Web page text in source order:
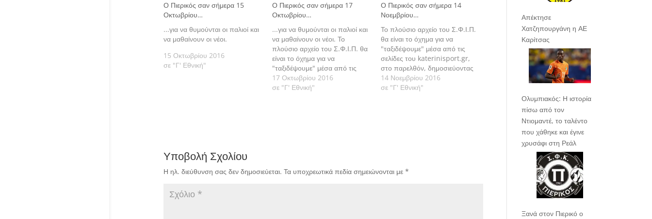
Ο Πιερικός σαν σήμερα 15
Οκτωβρίου…
...για να θυμούνται οι παλιοί και
να μαθαίνουν οι νέοι.
15 Οκτωβρίου 2016
σε "Γ' Εθνική"
Ο Πιερικός σαν σήμερα 17
Οκτωβρίου…
...για να θυμούνται οι παλιοί και
να μαθαίνουν οι νέοι. Το
πλούσιο αρχείο του Σ.Φ.Ι.Π. θα
είναι το όχημα για να
"ταξιδέψουμε" μέσα από τις
σελίδες του katerinisport.gr,
στο παρελθόν, δημοσιεύονται
17 Οκτωβρίου 2016
σε "Γ' Εθνική"
Ο Πιερικός σαν σήμερα 14
Νοεμβρίου…
Το πλούσιο αρχείο του Σ.Φ.Ι.Π.
θα είναι το όχημα για να
"ταξιδέψουμε" μέσα από τις
σελίδες του katerinisport.gr,
στο παρελθόν, δημοσιεύοντας
καθημερινά τι έγινε "σαν
σήμερα" στα παιχνίδια του
14 Νοεμβρίου 2016
σε "Γ' Εθνική"
Υποβολή Σχολίου
Η ηλ. διεύθυνση σας δεν δημοσιεύεται. Τα υποχρεωτικά πεδία σημειώνονται με *
Απέκτησε
Χατζηπουργάνη η ΑΕ
Καρίτσας
Ολυμπιακός: Η ιστορία
πίσω από τον
Ντιομαντέ, το ταλέντο
που χάθηκε και έγινε
χρυσάφι στη Ρεάλ
Ξανά στον Πιερικό ο